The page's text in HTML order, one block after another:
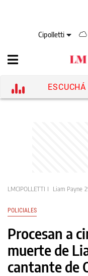
Cipolletti
ESCUCHÁ
LMCIPOLLETTI Liam Payne
POLICIALES
Procesan a
muerte de
cantante de